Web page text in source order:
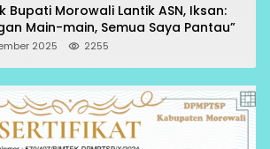
Bupati Morowali Lantik ASN, Iksan:
Main-main, Semua Saya Pantau”
2025 2255